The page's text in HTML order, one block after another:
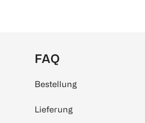
FAQ
Bestellung
Lieferung